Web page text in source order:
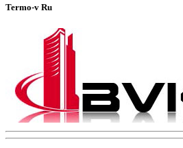
Termo-v Ru